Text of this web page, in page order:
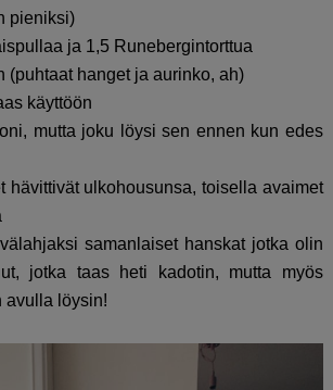
pieniksi)
ja 1,5 Runebergintorttua
(puhtaat hanget ja aurinko, ah)
käyttöön
mutta joku löysi sen ennen kun edes
hävittivät ulkohousunsa, toisella avaimet
samanlaiset hanskat jotka olin
jotka taas heti kadotin, mutta myös
avulla löysin!